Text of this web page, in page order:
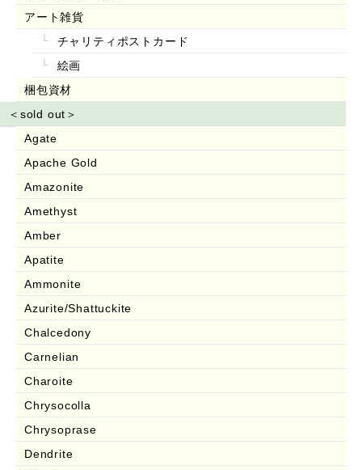
アート雑貨
チャリティポストカード
絵画
梱包資材
＜sold out＞
Agate
Apache Gold
Amazonite
Amethyst
Amber
Apatite
Ammonite
Azurite/Shattuckite
Chalcedony
Carnelian
Charoite
Chrysocolla
Chrysoprase
Dendrite